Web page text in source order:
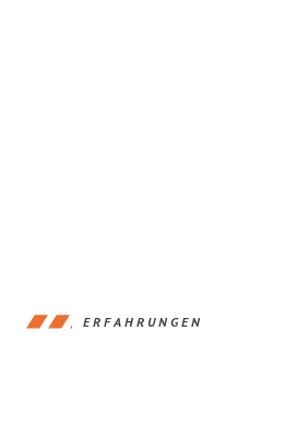
ERFAHRUNGEN